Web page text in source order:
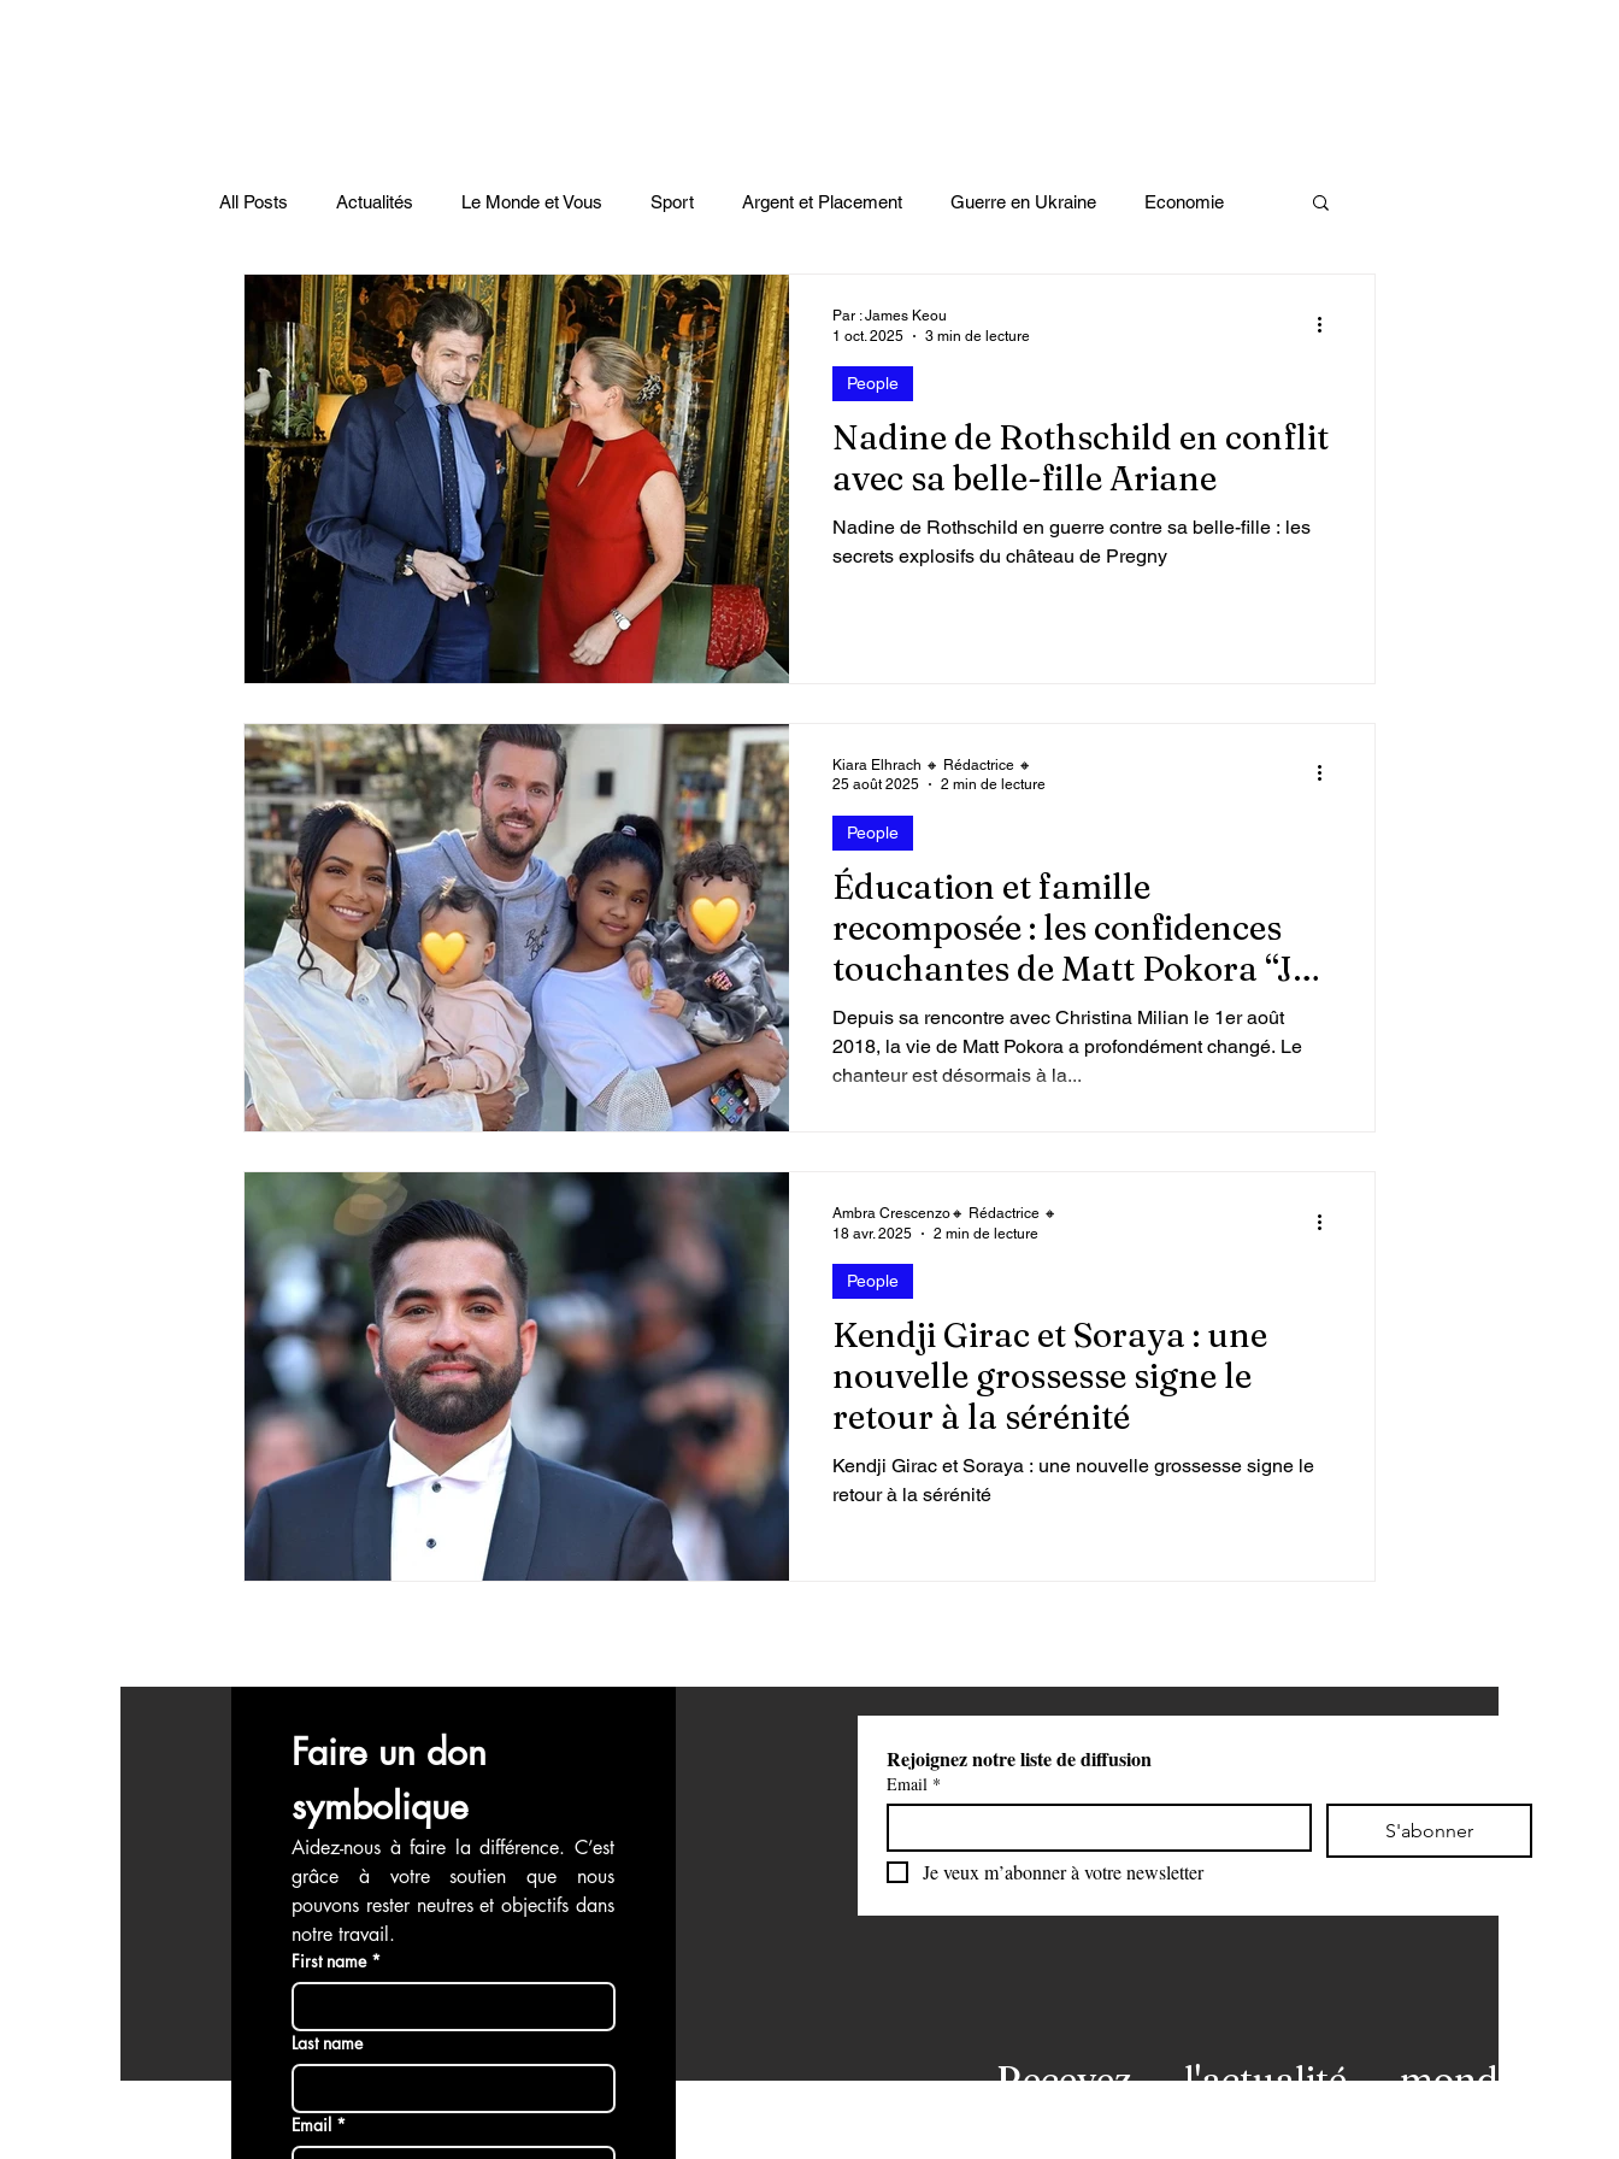
All Posts Actualités Le Monde et Vous Sport Argent et Placement Guerre en Ukraine Economie
Santé économie française Cinéma Scènes Le Monde et L'Afrique
Musiques Science Podcasts Mode Coupe du monde Rugby
Disparitions Actualités Culture Voyages Climat Vidéos Le Monde des livres
économie mondiales Enquête vidéos Attaque du Hamas contre Israël
Nadine de Rothschild en conflit
avec sa belle-fille Ariane
Nadine de Rothschild en guerre contre sa belle-fille : les
secrets explosifs du château de Pregny
People
Par : James Keou
1 oct. 2025
3 min de lecture
Éducation et famille
recomposée : les confidences
touchantes de Matt Pokora “Je
suis un père fun mais exigeant”
Depuis sa rencontre avec Christina Milian le 1er août
2018, la vie de Matt Pokora a profondément changé. Le
chanteur est désormais à la...
People
Kiara Elhrach 🔸 Rédactrice 🔸
25 août 2025
2 min de lecture
Kendji Girac et Soraya : une
nouvelle grossesse signe le
retour à la sérénité
Kendji Girac et Soraya : une nouvelle grossesse signe le
retour à la sérénité
People
Ambra Crescenzo🔸 Rédactrice 🔸
18 avr. 2025
2 min de lecture
Rejoignez notre liste de diffusion
Email *
S'abonner
Je veux m’abonner à votre newsletter
Faire un don
symbolique
Aidez-nous à faire la différence. C’est
grâce à votre soutien que nous
pouvons rester neutres et objectifs dans
notre travail.
First name *
Last name
Email *
Recevez l'actualité mondiale